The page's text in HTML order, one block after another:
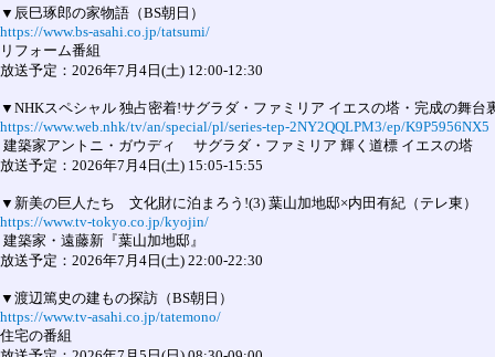
https://www.bs-asahi.co.jp/tatsumi/
リフォーム番組
放送予定：2026年7月4日(土) 12:00-12:30
https://www.web.nhk/tv/an/special/pl/series-tep-2NY2QQLPM3/ep/K9P5956NX5
建築家アントニ・ガウディ　 サグラダ・ファミリア 輝く道標 イエスの塔
放送予定：2026年7月4日(土) 15:05-15:55
https://www.tv-tokyo.co.jp/kyojin/
建築家・遠藤新『葉山加地邸』
放送予定：2026年7月4日(土) 22:00-22:30
https://www.tv-asahi.co.jp/tatemono/
住宅の番組